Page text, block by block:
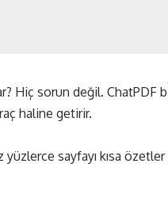
Hiç sorun değil. ChatPDF
haline getirir.
yüzlerce sayfayı kısa